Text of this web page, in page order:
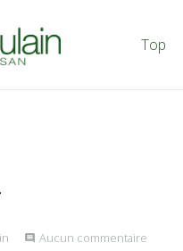
Top
Aucun commentaire